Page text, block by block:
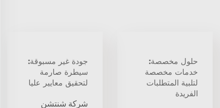
حلول مخصصة:
خدمات مخصصة
لتلبية المتطلبات
الفريدة
جودة غير مسبوقة:
سيطرة صارمة
لتحقيق معايير عليا
شركة شنتشن